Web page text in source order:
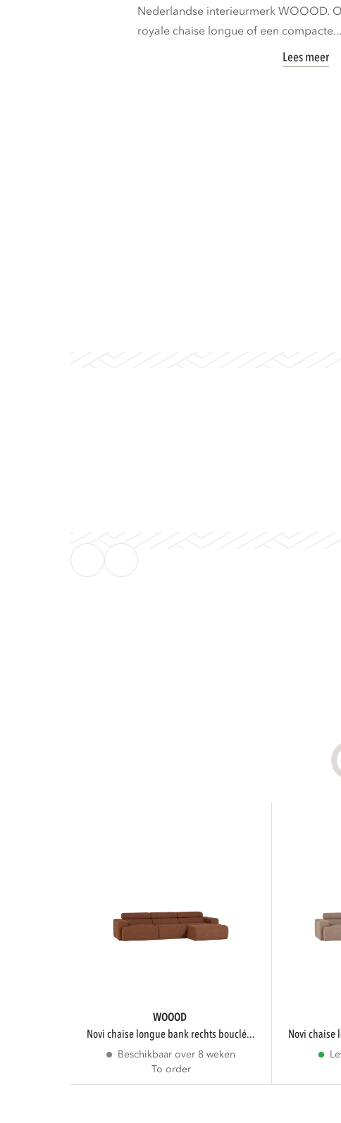
Nederlandse interieurmerk WOOOD.
royale chaise longue of een compacte...
Lees meer
WOOOD
novi chaise longue bank rechts bouclé...
Beschikbaar over 8 weken
To order
novi